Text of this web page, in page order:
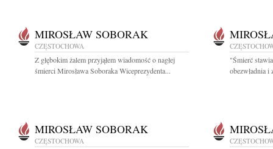
MIROSŁAW SOBORAK
CZĘSTOCHOWA
Z głębokim żalem przyjąłem wiadomość o nagłej
śmierci Mirosława Soboraka Wiceprezydenta...
"Śmierć
obezwładnia i
MIROSŁAW SOBORAK
CZĘSTOCHOWA